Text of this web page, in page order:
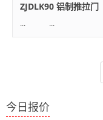
ZJDLK90 铝制推拉门
... ...
今日报价